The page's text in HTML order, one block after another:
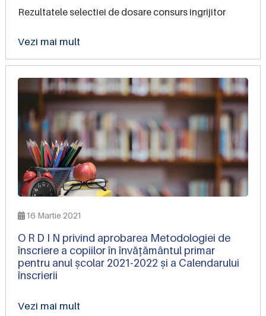
Rezultatele selectiei de dosare consurs ingrijitor
Vezi mai mult
16 Martie 2021
O R D I N privind aprobarea Metodologiei de
înscriere a copiilor în învățământul primar
pentru anul școlar 2021-2022 și a Calendarului
înscrierii
Vezi mai mult